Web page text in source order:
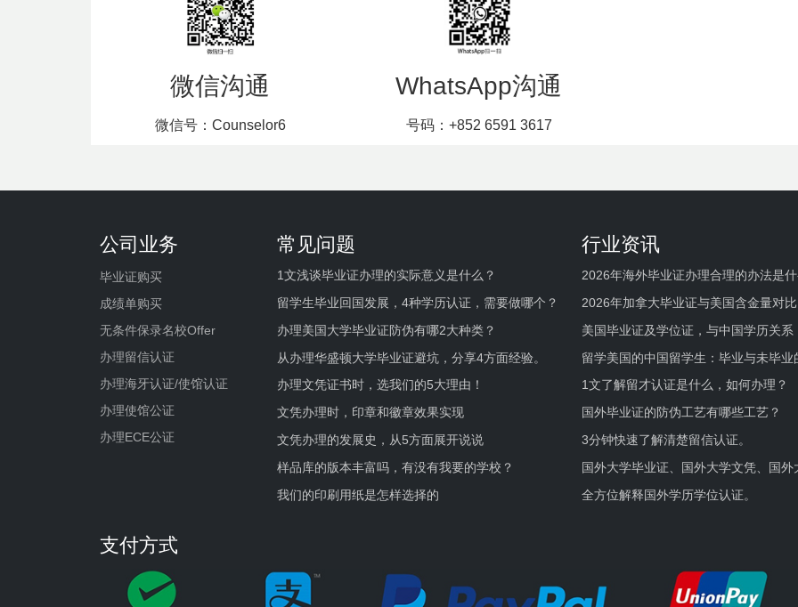
微信沟通
微信号：Counselor6
WhatsApp沟通
号码：+852 6591 3617
公司业务
毕业证购买
成绩单购买
无条件保录名校Offer
办理留信认证
办理海牙认证/使馆认证
办理使馆公证
办理ECE公证
常见问题
1文浅谈毕业证办理的实际意义是什么？
留学生毕业回国发展，4种学历认证，需要做哪个？
办理美国大学毕业证防伪有哪2大种类？
从办理华盛顿大学毕业证避坑，分享4方面经验。
办理文凭证书时，选我们的5大理由！
文凭办理时，印章和徽章效果实现
文凭办理的发展史，从5方面展开说说
样品库的版本丰富吗，有没有我要的学校？
我们的印刷用纸是怎样选择的
行业资讯
2026年海外毕业证办理合理的办法是
2026年加拿大毕业证与美国含金量对比
美国毕业证及学位证，与中国学历关系
留学美国的中国留学生：毕业与未毕业
1文了解留才认证是什么，如何办理？
国外毕业证的防伪工艺有哪些工艺？
3分钟快速了解清楚留信认证。
国外大学毕业证、国外大学文凭、国外
全方位解释国外学历学位认证。
支付方式